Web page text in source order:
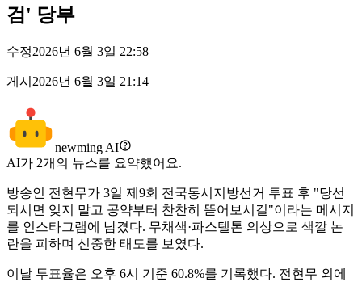
검' 당부
수정2026년 6월 3일 22:58
게시 2026년 6월 3일 21:14
newming AI
AI가 2개의 뉴스를 요약했어요.
방송인 전현무가 3일 제9회 전국동시지방선거 투표 후 "당선
되시면 잊지 말고 공약부터 찬찬히 뜯어보시길"이라는 메시지
를 인스타그램에 남겼다. 무채색·파스텔톤 의상으로 색깔 논
란을 피하며 신중한 태도를 보였다.
이날 투표율은 오후 6시 기준 60.8%를 기록했다. 전현무 외에